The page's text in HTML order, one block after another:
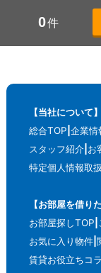
0件
【当社について】
総合TOP 企業情
スタッフ紹介 お
特定個人情報取
【お部屋を借り
お部屋探しTOP
お気に入り物件
賃貸お役立ちコ